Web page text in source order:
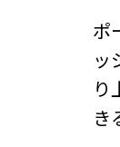
ポ
ッ
り
き